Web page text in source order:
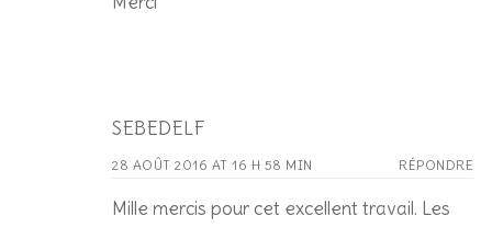
SEBEDELF
28 AOÛT 2016 AT 16 H 58 MIN RÉPONDRE
Mille mercis pour cet excellent travail. Les